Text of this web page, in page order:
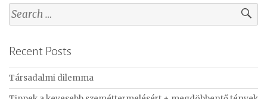
S
e
r
c
h
f
Recent Posts
Társadalmi dilemma